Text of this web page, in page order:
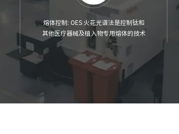
熔体控制: OES 火花光谱法是控制钛和
其他医疗器械及植入物专用熔体的技术